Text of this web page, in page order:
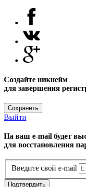
Создайте никнейм
для завершения
Сохранить
Выйти
На ваш e-mail будет
для восстановления
Введите свой e-mail
Подтвердить